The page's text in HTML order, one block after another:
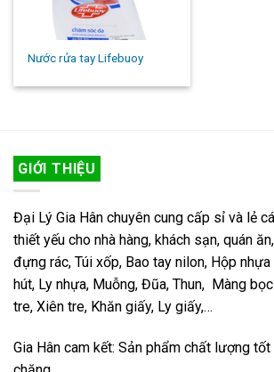
Nước rửa tay Lifebuoy
GIỚI THIỆU
Đại Lý Gia Hân chuyên cung cấp sỉ và lẻ
thiết yếu cho nhà hàng, khách sạn, quán
đựng rác, Túi xốp, Bao tay nilon, Hộp
hút, Ly nhựa, Muỗng, Đũa, Thun, Màng
tre, Xiên tre, Khăn giấy, Ly giấy,…
Gia Hân cam kết: Sản phẩm chất lượng